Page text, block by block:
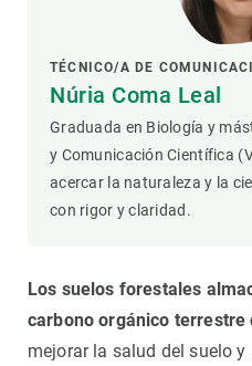
TÉCNICO/A DE
Núria Coma Leal
Graduada en Biología y
y Comunicación Científica
acercar la naturaleza y la
con rigor y claridad.
Los suelos forestales
carbono orgánico terrestre
mejorar la salud del suelo